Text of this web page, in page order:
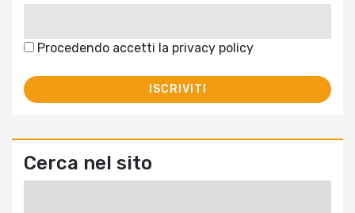
Procedendo accetti la privacy policy
Cerca nel sito